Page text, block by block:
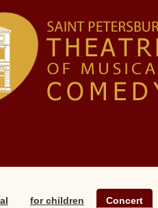
for children Concert